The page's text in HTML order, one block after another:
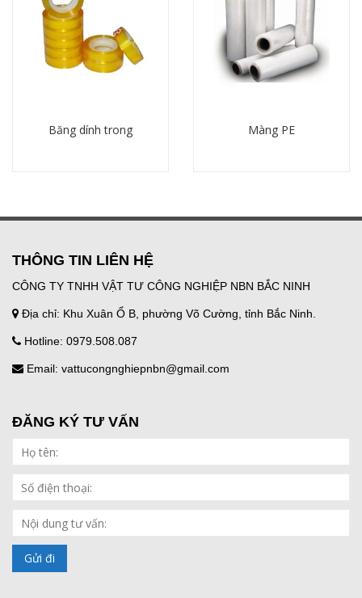
Băng dính trong Màng PE
THÔNG TIN LIÊN HỆ
CÔNG TY TNHH VẬT TƯ CÔNG NGHIỆP NBN BẮC NINH
Địa chỉ: Khu Xuân Ổ B, phường Võ Cường, tỉnh Bắc Ninh.
Hotline: 0979.508.087
Email: vattucongnghiepnbn@gmail.com
ĐĂNG KÝ TƯ VẤN